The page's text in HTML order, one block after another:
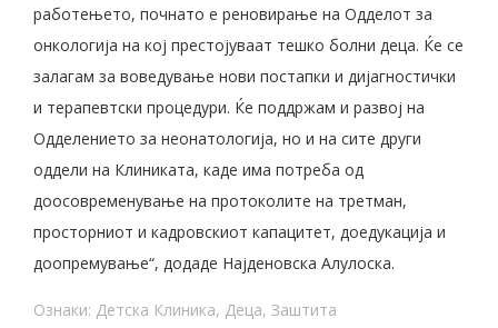
работењето, почнато е реновирање на Одделот за
онкологија на кој престојуваат тешко болни деца. Ќе се
залагам за воведување нови постапки и дијагностички
и терапевтски процедури. Ќе поддржам и развој на
Одделението за неонатологија, но и на сите други
оддели на Клиниката, каде има потреба од
доосовременување на протоколите на третман,
просторниот и кадровскиот капацитет, доедукација и
доопремување“, додаде Најденовска Алулоска.
Ознаки: Детска Клиника, Деца, Заштита